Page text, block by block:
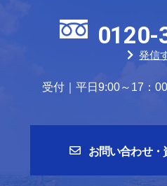
0120-
発信
受付｜平日9:00～17：
お問い合わせ・